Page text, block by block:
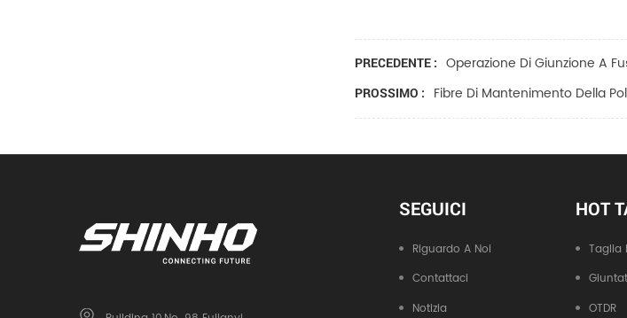
PRECEDENTE : Operazione Di Giunzione A
PROSSIMO : Fibre Di Mantenimento Della
SEGUICI
Riguardo A Noi
Contattaci
Notizia
HOT
Taglia
OTDR